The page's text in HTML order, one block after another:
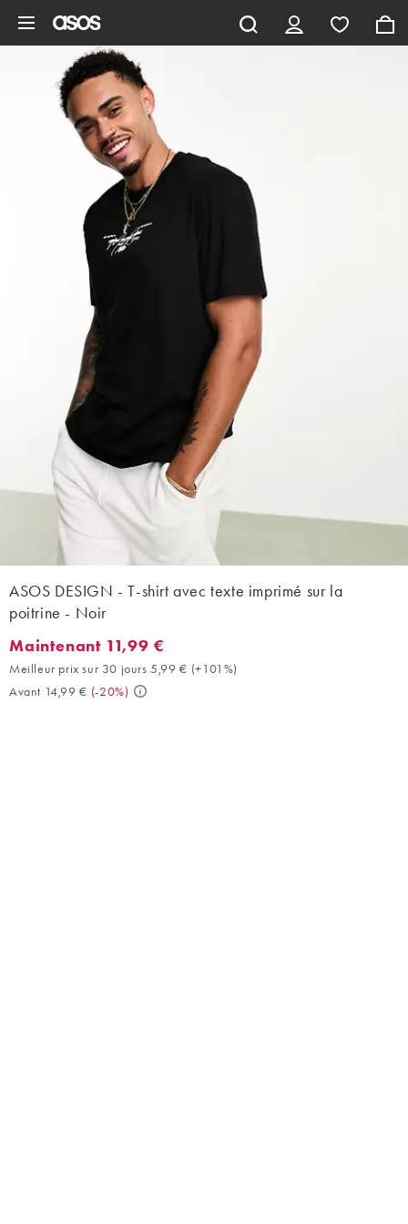
ASOS DESIGN - T-shirt avec texte imprimé sur la
poitrine - Noir
Maintenant 11,99 €. Meilleur prix sur 30 jours 5,99 € (+101%).
Maintenant 11,99 €
Meilleur prix sur 30 jours 5,99 € (+101%)
Avant 14,99 € (-20%)